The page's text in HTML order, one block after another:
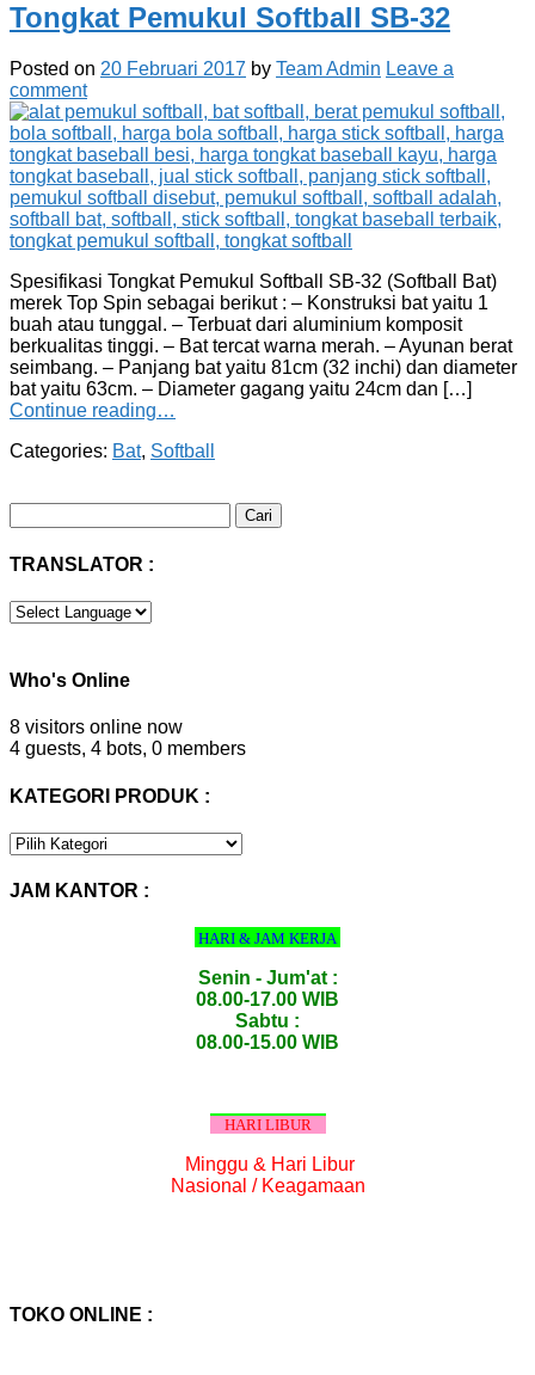
Tongkat Pemukul Softball SB-32
Posted on 20 Februari 2017 by Team Admin Leave a
comment
Spesifikasi Tongkat Pemukul Softball SB-32 (Softball Bat)
merek Top Spin sebagai berikut : – Konstruksi bat yaitu 1
buah atau tunggal. – Terbuat dari aluminium komposit
berkualitas tinggi. – Bat tercat warna merah. – Ayunan berat
seimbang. – Panjang bat yaitu 81cm (32 inchi) dan diameter
bat yaitu 63cm. – Diameter gagang yaitu 24cm dan […]
Continue reading…
Categories: Bat, Softball
untuk:
TRANSLATOR :
Who's Online
8 visitors online now
4 guests, 4 bots, 0 members
KATEGORI PRODUK :
KATEGORI
JAM KANTOR :
HARI & JAM KERJA
Senin - Jum'at :
08.00-17.00 WIB
Sabtu :
08.00-15.00 WIB
HARI LIBUR
Minggu & Hari Libur
Nasional / Keagamaan
TOKO ONLINE :